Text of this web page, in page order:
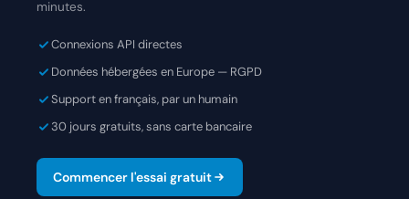
minutes.
Connexions API directes
Données hébergées en Europe — RGPD
Support en français, par un humain
30 jours gratuits, sans carte bancaire
Commencer l'essai gratuit